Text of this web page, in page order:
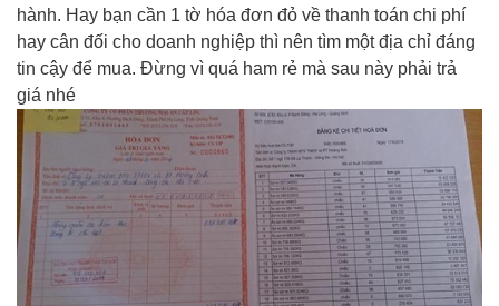
hành. Hay bạn cần 1 tờ hóa đơn đỏ về thanh toán chi phí
hay cân đối cho doanh nghiệp thì nên tìm một địa chỉ đáng
tin cậy để mua. Đừng vì quá ham rẻ mà sau này phải trả
giá nhé